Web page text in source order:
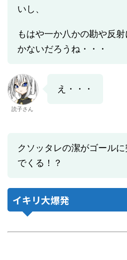
いし、
もはや一か八かの勘や反
かないだろうね・・・
読子さん
え・・・
クソッタレの潔がゴール
でくる！？
イキリ大爆発